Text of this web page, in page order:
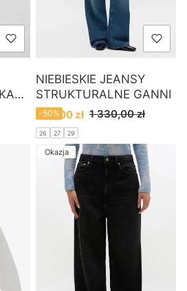
NIEBIESKIE JEANSY
STRUKTURALNE GANNI
Cena promocyjna
670,00 zł 1 330,00 zł
-50%
26 27 29
Okazja